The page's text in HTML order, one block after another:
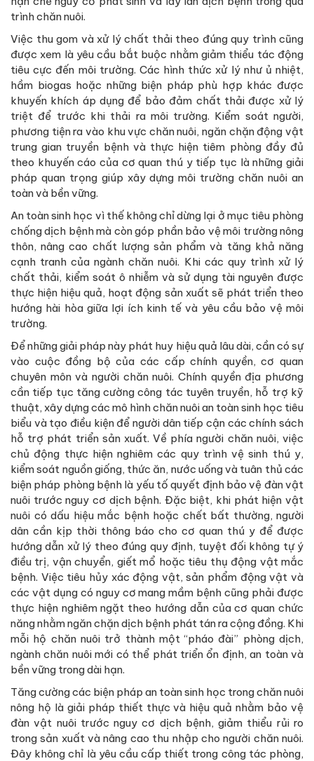
trình chăn nuôi.
Việc thu gom và xử lý chất thải theo đúng quy trình cũng
được xem là yêu cầu bắt buộc nhằm giảm thiểu tác động
tiêu cực đến môi trường. Các hình thức xử lý như ủ nhiệt,
hầm biogas hoặc những biện pháp phù hợp khác được
khuyến khích áp dụng để bảo đảm chất thải được xử lý
triệt để trước khi thải ra môi trường. Kiểm soát người,
phương tiện ra vào khu vực chăn nuôi, ngăn chặn động vật
trung gian truyền bệnh và thực hiện tiêm phòng đầy đủ
theo khuyến cáo của cơ quan thú y tiếp tục là những giải
pháp quan trọng giúp xây dựng môi trường chăn nuôi an
toàn và bền vững.
An toàn sinh học vì thế không chỉ dừng lại ở mục tiêu phòng
chống dịch bệnh mà còn góp phần bảo vệ môi trường nông
thôn, nâng cao chất lượng sản phẩm và tăng khả năng
cạnh tranh của ngành chăn nuôi. Khi các quy trình xử lý
chất thải, kiểm soát ô nhiễm và sử dụng tài nguyên được
thực hiện hiệu quả, hoạt động sản xuất sẽ phát triển theo
hướng hài hòa giữa lợi ích kinh tế và yêu cầu bảo vệ môi
trường.
Để những giải pháp này phát huy hiệu quả lâu dài, cần có sự
vào cuộc đồng bộ của các cấp chính quyền, cơ quan
chuyên môn và người chăn nuôi. Chính quyền địa phương
cần tiếp tục tăng cường công tác tuyên truyền, hỗ trợ kỹ
thuật, xây dựng các mô hình chăn nuôi an toàn sinh học tiêu
biểu và tạo điều kiện để người dân tiếp cận các chính sách
hỗ trợ phát triển sản xuất. Về phía người chăn nuôi, việc
chủ động thực hiện nghiêm các quy trình vệ sinh thú y,
kiểm soát nguồn giống, thức ăn, nước uống và tuân thủ các
biện pháp phòng bệnh là yếu tố quyết định bảo vệ đàn vật
nuôi trước nguy cơ dịch bệnh. Đặc biệt, khi phát hiện vật
nuôi có dấu hiệu mắc bệnh hoặc chết bất thường, người
dân cần kịp thời thông báo cho cơ quan thú y để được
hướng dẫn xử lý theo đúng quy định, tuyệt đối không tự ý
điều trị, vận chuyển, giết mổ hoặc tiêu thụ động vật mắc
bệnh. Việc tiêu hủy xác động vật, sản phẩm động vật và
các vật dụng có nguy cơ mang mầm bệnh cũng phải được
thực hiện nghiêm ngặt theo hướng dẫn của cơ quan chức
năng nhằm ngăn chặn dịch bệnh phát tán ra cộng đồng. Khi
mỗi hộ chăn nuôi trở thành một “pháo đài” phòng dịch,
ngành chăn nuôi mới có thể phát triển ổn định, an toàn và
bền vững trong dài hạn.
Tăng cường các biện pháp an toàn sinh học trong chăn nuôi
nông hộ là giải pháp thiết thực và hiệu quả nhằm bảo vệ
đàn vật nuôi trước nguy cơ dịch bệnh, giảm thiểu rủi ro
trong sản xuất và nâng cao thu nhập cho người chăn nuôi.
Đây không chỉ là yêu cầu cấp thiết trong công tác phòng,